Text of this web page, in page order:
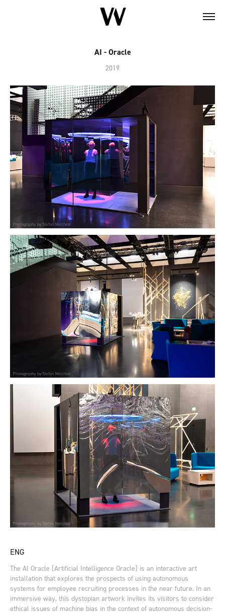
AI - Oracle
2019
ENG
The AI Oracle [Artificial Intelligence Oracle] is an interactive art
installation that explores the prospects of using autonomous
systems for employee recruiting processes in the near future. In an
immersive way, this dystopian artwork invites its visitors to consider
ethical issues of machine bias in the context of autonomous decision-